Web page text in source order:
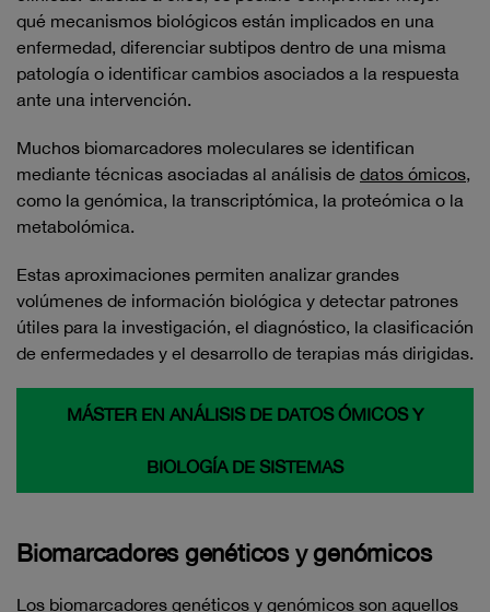
qué mecanismos biológicos están implicados en una
enfermedad, diferenciar subtipos dentro de una misma
patología o identificar cambios asociados a la respuesta
ante una intervención.
Muchos biomarcadores moleculares se identifican
mediante técnicas asociadas al análisis de datos ómicos,
como la genómica, la transcriptómica, la proteómica o la
metabolómica.
Estas aproximaciones permiten analizar grandes
volúmenes de información biológica y detectar patrones
útiles para la investigación, el diagnóstico, la clasificación
de enfermedades y el desarrollo de terapias más dirigidas.
MÁSTER EN ANÁLISIS DE DATOS ÓMICOS Y
BIOLOGÍA DE SISTEMAS
Biomarcadores genéticos y genómicos
Los biomarcadores genéticos y genómicos son aquellos